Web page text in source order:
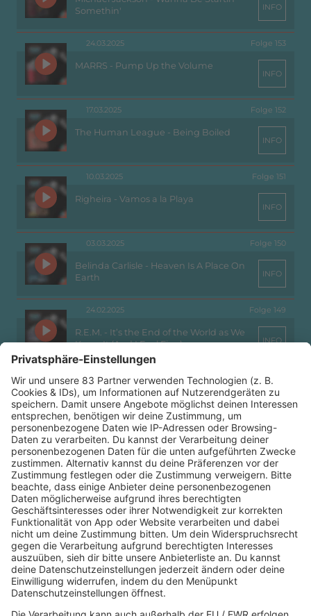
Somethin'
INFO
24.03.2025 Folge 153
MARRS - Pump Up the Volume
INFO
17.03.2025 Folge 152
The Human League - Being Boiled
INFO
10.03.2025 Folge 151
Righeira - Vamos a la Playa
INFO
03.03.2025 Folge 150
Belinda Carlisle - Heaven Is A Place On
Earth
INFO
24.02.2025 Folge 149
R.E.M. - It’s the End of the World as We
Know It (And I Feel Fine)
INFO
17.02.2025 Folge 148
Kim Carnes - Bette Davis Eyes
INFO
10.02.2025 Folge 147
Icehouse - Hey Little Girl
INFO
03.02.2025 Folge 146
Salt´n Pepa - Push It
INFO
27.01.2025 Folge 145
Guns N’ Roses - Sweet Child o’ Mine